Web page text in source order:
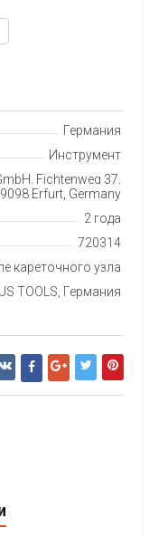
Германия
Инструмент
Fichtenweg 37,
Erfurt, Germany
2 года
720314
кареточного узла
TOOLS, Германия